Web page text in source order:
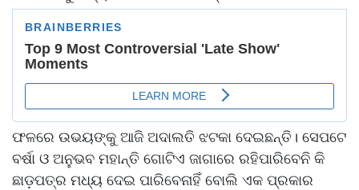
ଫଳରେ ଉଭୟଙ୍କୁ ଆଜି ଅଦାଲତି ଝଟକା ଦେଇଛନ୍ତି। ସେପଟେ
ବର୍ଷା ଓ ଅନୁଭବ ମହାନ୍ତି ଗୋଟିଏ ଜାଗାରେ ରହିପାରିବେନି କି
ଛାଡ଼ପତ୍ର ମଧ୍ୟ ଦେଇ ପାରିବେନାହିଁ ବୋଲି ଏକ ପ୍ରକାର